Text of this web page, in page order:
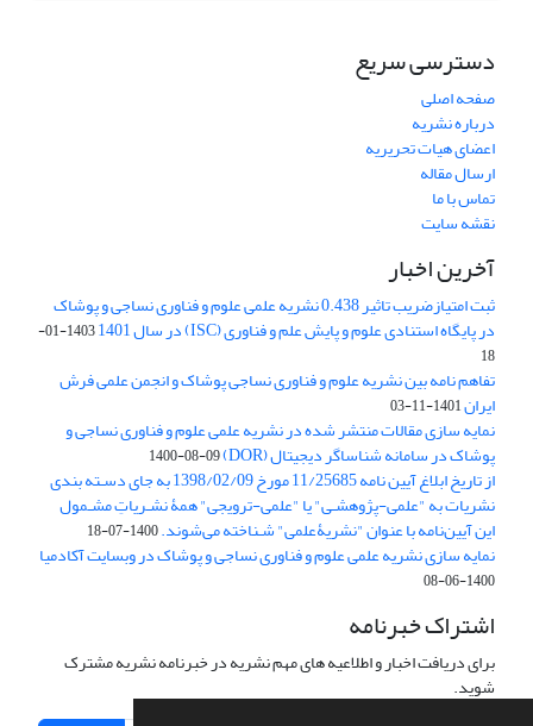
دسترسی سریع
صفحه اصلی
درباره نشریه
اعضای هیات تحریریه
ارسال مقاله
تماس با ما
نقشه سایت
آخرین اخبار
ثبت امتیازضریب تاثیر 0.438 نشریه علمی علوم و فناوری نساجی و پوشاک
در پایگاه استنادی علوم و پایش علم و فناوری (ISC) در سال 1401
1403-01-
18
تفاهم نامه بین نشریه علوم و فناوری نساجی پوشاک و انجمن علمی فرش
ایران1401-11-03
نمایه سازی مقالات منتشر شده در نشریه علمی علوم و فناوری نساجی و
پوشاک در سامانه شناساگر دیجیتال (DOR) 1400-08-09
از تاریخ ابلاغ آیین نامه 11/25685 مورخ 1398/02/09 به جای دسـته بندی
نشریات به "علمی-پژوهشـی" یا "علمی-ترویجی" همۀ نشـریاتِ مشـمول
این آیین‌نامه با عنوان "نشریۀعلمی" شـناخته می‌شوند.1400-07-18
نمایه سازی نشریه علمی علوم و فناوری نساجی و پوشاک در وبسایت آکادمیا
1400-06-08
اشتراک خبرنامه
برای دریافت اخبار و اطلاعیه های مهم نشریه در خبرنامه نشریه مشترک
شوید.